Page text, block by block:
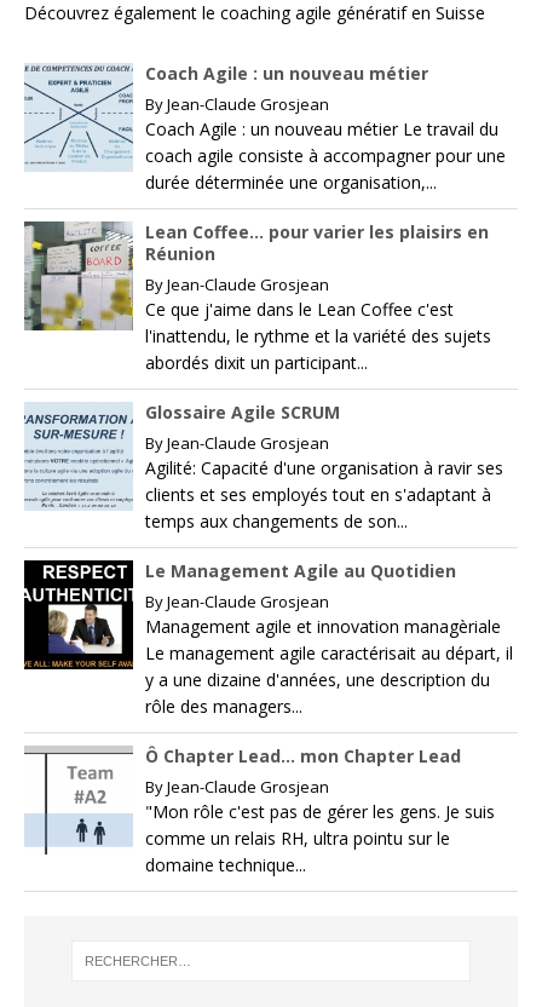
Découvrez également le coaching agile génératif en Suisse
Coach Agile : un nouveau métier
ByJean-Claude Grosjean
Coach Agile : un nouveau métier Le travail du
coach agile consiste à accompagner pour une
durée déterminée une organisation,...
Lean Coffee… pour varier les plaisirs en
Réunion
ByJean-Claude Grosjean
Ce que j'aime dans le Lean Coffee c'est
l'inattendu, le rythme et la variété des sujets
abordés dixit un participant...
Glossaire Agile SCRUM
ByJean-Claude Grosjean
Agilité: Capacité d'une organisation à ravir ses
clients et ses employés tout en s'adaptant à
temps aux changements de son...
Le Management Agile au Quotidien
ByJean-Claude Grosjean
Management agile et innovation managèriale
Le management agile caractérisait au départ, il
y a une dizaine d'années, une description du
rôle des managers...
Ô Chapter Lead… mon Chapter Lead
ByJean-Claude Grosjean
"Mon rôle c'est pas de gérer les gens. Je suis
comme un relais RH, ultra pointu sur le
domaine technique...